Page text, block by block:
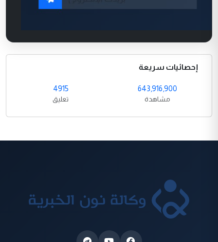
إحصائيات سريعة
643,916,900
مشاهدة
4915
تعليق